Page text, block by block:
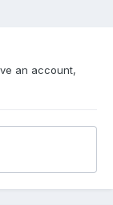
an account,